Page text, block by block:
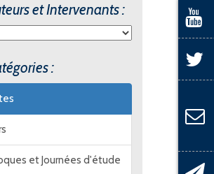
et Intervenants :
:
et Journées d'étude